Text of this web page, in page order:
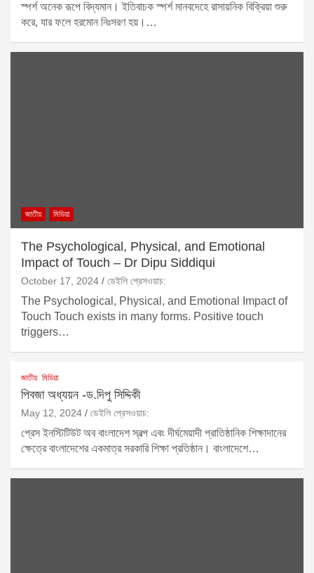
স্পর্শ অনেক রূপে বিদ্যমান। ইতিবাচক স্পর্শ মানবদেহে রাসায়নিক বিক্রিয়া শুরু
করে, যার ফলে হরমোন নিঃসরণ হয়।…
জাতীয় মিডিয়া
The Psychological, Physical, and Emotional
Impact of Touch – Dr Dipu Siddiqui
October 17, 2024 ডেইলি প্রেসওয়াচ:
The Psychological, Physical, and Emotional Impact of
Touch Touch exists in many forms. Positive touch
triggers…
জাতীয় মিডিয়া
পিবজা অধ্যয়ন -ড.দিপু সিদ্দিকী
May 12, 2024 ডেইলি প্রেসওয়াচ:
প্রেস ইনস্টিটিউট অব বাংলাদেশ স্বল্প এবং দীর্ঘমেয়াদী প্রাতিষ্ঠানিক শিক্ষাদানের
ক্ষেত্রে বাংলাদেশের একমাত্র সরকারি শিক্ষা প্রতিষ্ঠান। বাংলাদেশে…